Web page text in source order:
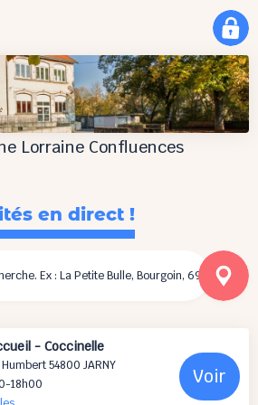
Lorraine Confluences
en direct !
- Coccinelle
54800 JARNY
18h00
Voir